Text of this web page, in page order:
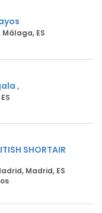
ES
,
SHORTAIR
Madrid, ES